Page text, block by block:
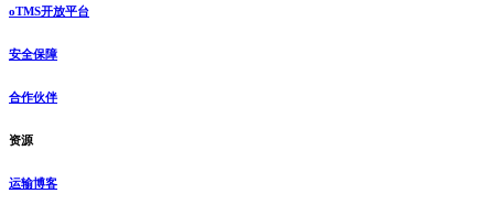
oTMS开放平台
安全保障
合作伙伴
资源
运输博客